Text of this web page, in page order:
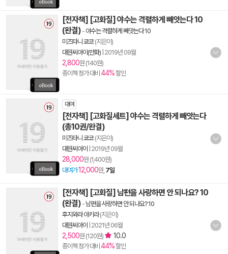
[전자책] [고화질] 야수는 격렬하게 빼앗는다 10
(완결) - 야수는 격렬하게 빼앗는다 10
미즈타니 쿄코(지은이)
대원씨아이(만화) 2019년 09월
2,800원 (140원)
종이책 정가 대비 44%할인
대여
[전자책] [고화질세트] 야수는 격렬하게 빼앗는다
(총10권/완결)
미즈타니 쿄코(지은이)
대원씨아이
2019년 09월
28,000원 (1,400원)
대여가12,000원, 7일
[전자책] [고화질] 남편을 사랑하면 안 되나요? 10
(완결) - 남편을 사랑하면 안 되나요? 10
후지와라 아키라(지은이)
대원씨아이
2021년 06월
2,500원 (120원) 10.0
종이책 정가 대비 44%할인